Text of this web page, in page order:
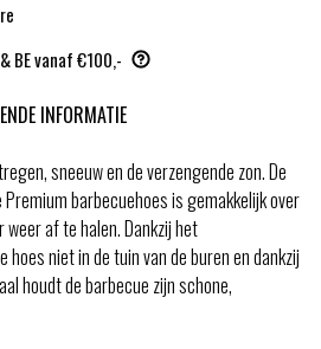
BE vanaf €100,-
INFORMATIE
sneeuw en de verzengende zon. De
barbecuehoes is gemakkelijk over
af te halen. Dankzij het
niet in de tuin van de buren en dankzij
houdt de barbecue zijn schone,